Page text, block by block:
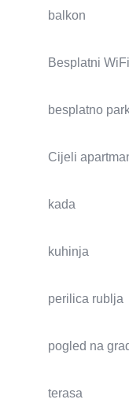
balkon
Besplatni WiFi
besplatno
Cijeli
kada
kuhinja
perilica rublja
pogled na
terasa